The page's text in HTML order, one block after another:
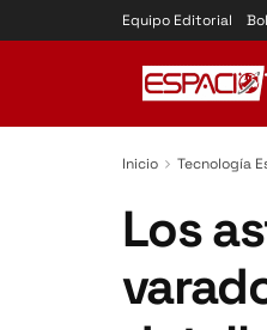
Equipo Editorial
Inicio Tecnología
Los